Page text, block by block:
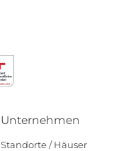
Unternehmen
Standorte / Häuser